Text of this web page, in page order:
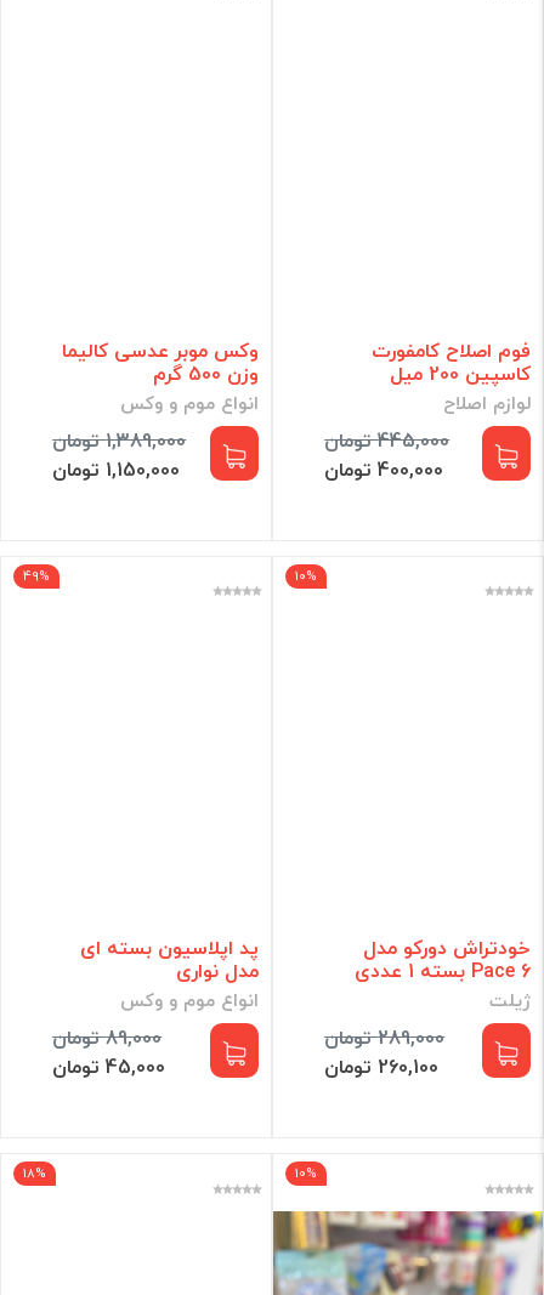
فوم اصلاح کامفورت
کاسپین 200 میل
لوازم اصلاح
445,000 تومان
400,000 تومان
وکس موبر عدسی کالیما
وزن 500 گرم
انواع موم و وکس
1,389,000 تومان
1,150,000 تومان
10%
خودتراش دورکو مدل
Pace 6 بسته 1 عددی
ژیلت
289,000 تومان
260,100 تومان
49%
پد اپلاسیون بسته ای
مدل نواری
انواع موم و وکس
89,000 تومان
45,000 تومان
10%
18%